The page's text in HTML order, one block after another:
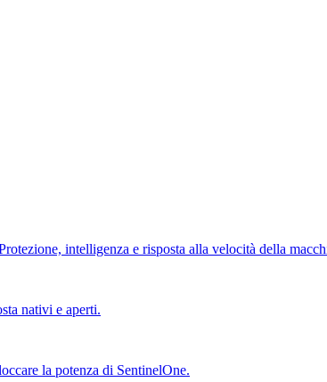
intelligenza e risposta alla velocità della
nativi e aperti.
la potenza di SentinelOne.